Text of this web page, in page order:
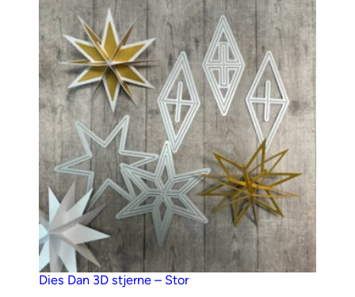
–
Lille
antall
Dies Dan 3D stjerne – Stor